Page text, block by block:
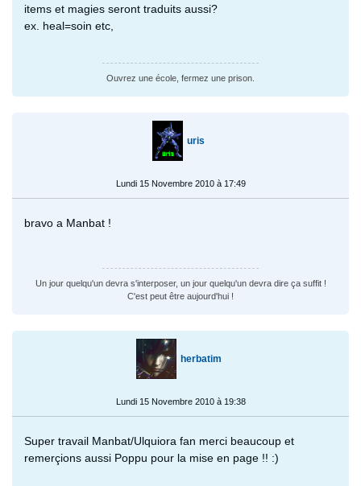
items et magies seront traduits aussi?
ex. heal=soin etc,
Ouvrez une école, fermez une prison.
uris
Lundi 15 Novembre 2010 à 17:49
bravo a Manbat !
Un jour quelqu'un devra s'interposer, un jour quelqu'un devra dire ça suffit !
C'est peut être aujourd'hui !
herbatim
Lundi 15 Novembre 2010 à 19:38
Super travail Manbat/Ulquiora fan merci beaucoup et
remerçions aussi Poppu pour la mise en page !! :)